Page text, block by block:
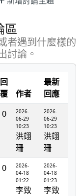
區
者遇到什麼樣的
討論。
回
覆
作者
最新
回應
0
2026-
06-29
10:23
洪翊
珊
2026-
06-29
10:23
洪翊
珊
0
2026-
04-18
01:22
李致
2026-
04-18
01:23
李致